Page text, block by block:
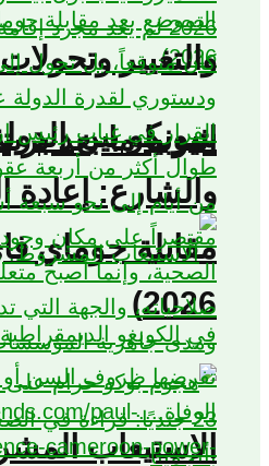
سونكو بين
والشارع: إعادة
مقابلة جوماي
2026)
والتغيير
اثيوبيا ما بعد
الاستيعاب